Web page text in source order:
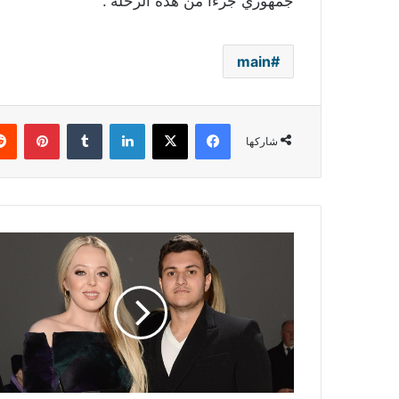
main
شاركها
فيسبوك ‫X لينكدإن
موعد
زفافهما